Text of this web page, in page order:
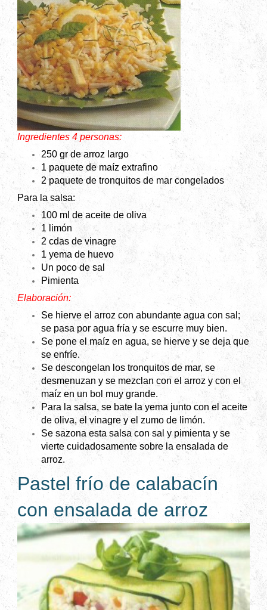
Ingredientes 4 personas:
250 gr de arroz largo
1 paquete de maíz extrafino
2 paquete de tronquitos de mar congelados
Para la salsa:
100 ml de aceite de oliva
1 limón
2 cdas de vinagre
1 yema de huevo
Un poco de sal
Pimienta
Elaboración:
Se hierve el arroz con abundante agua con sal;
se pasa por agua fría y se escurre muy bien.
Se pone el maíz en agua, se hierve y se deja que
se enfríe.
Se descongelan los tronquitos de mar, se
desmenuzan y se mezclan con el arroz y con el
maíz en un bol muy grande.
Para la salsa, se bate la yema junto con el aceite
de oliva, el vinagre y el zumo de limón.
Se sazona esta salsa con sal y pimienta y se
vierte cuidadosamente sobre la ensalada de
arroz.
Pastel frío de calabacín
con ensalada de arroz